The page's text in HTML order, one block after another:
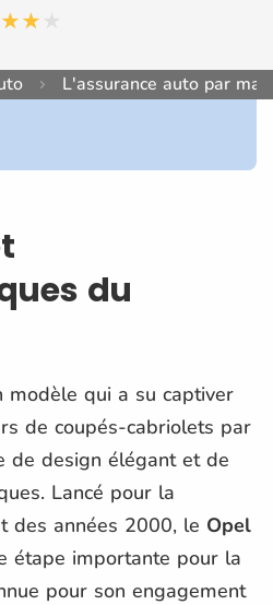
L'assurance auto par
du
modèle qui a su captiver
de coupés-cabriolets par
de design élégant et de
Lancé pour la
des années 2000, le Opel
étape importante pour la
pour son engagement